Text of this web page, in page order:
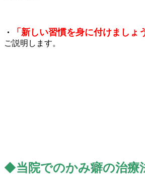
・ 「 新しい習慣を身に付けましょ
ご説明します。
◆当院でのかみ癖の治療